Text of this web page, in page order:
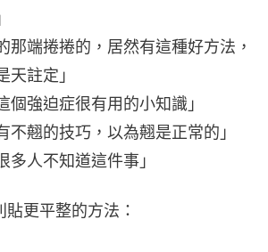
那端捲捲的，居然有這種好方法，
天註定」
個強迫症很有用的小知識」
不翹的技巧，以為翹是正常的」
多人不知道這件事」
更平整的方法：